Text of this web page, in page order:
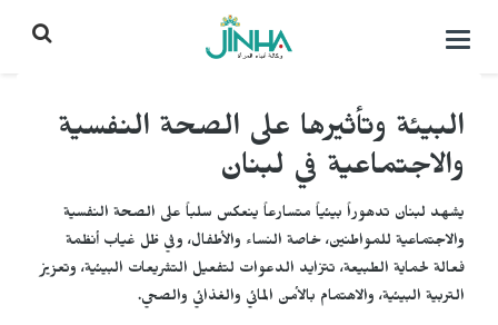
التحكم
البيئة وتأثيرها على الصحة النفسية
والاجتماعية في لبنان
يشهد لبنان تدهوراً بيئياً متسارعاً ينعكس سلباً على الصحة النفسية
والاجتماعية للمواطنين، خاصة النساء والأطفال، وفي ظل غياب أنظمة
فعالة لحماية الطبيعة، تتزايد الدعوات لتفعيل التشريعات البيئية، وتعزيز
التربية البيئية، والاهتمام بالأمن المائي والغذائي والصحي.